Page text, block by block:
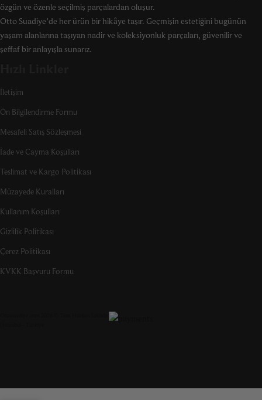
özgün ve özenle seçilmiş parçalardan oluşur.
Otto Suadiye’de her ürün bir hikâye taşır. Geçmişin estetiğini bugünün
yaşam alanlarına taşıyan nadir ve koleksiyonluk parçaları, güvenilir ve
şeffaf bir anlayışla sunarız.
İletişim
Ön Bilgilendirme Formu
Mesafeli Satış Sözleşmesi
İade ve Cayma Koşulları
Teslimat ve Kargo Politikası
Müzayede Kuralları
Kullanım Koşulları
Gizlilik Politikası
Çerez Politikası
KVKK Başvuru Formu